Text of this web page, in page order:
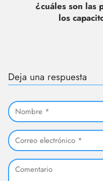
¿cuáles son las
los
Deja una respuesta